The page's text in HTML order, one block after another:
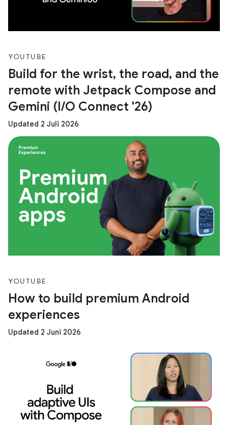
YOUTUBE
Build for the wrist, the road, and the
remote with Jetpack Compose and
Gemini (I/O Connect '26)
Updated 2 Juli 2026
YOUTUBE
How to build premium Android
experiences
Updated 2 Juni 2026